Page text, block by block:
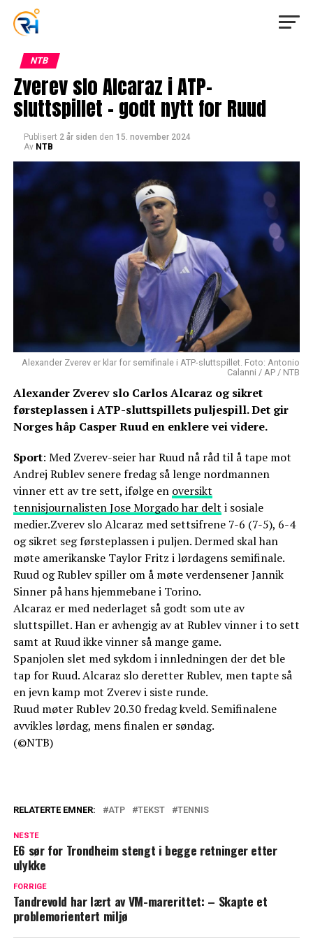
NTB
Zverev slo Alcaraz i ATP-
sluttspillet – godt nytt for Ruud
Publisert 2 år siden den 15. november 2024
Av NTB
Alexander Zverev er klar for semifinale i ATP-sluttspillet. Foto: Antonio
Calanni / AP / NTB
Alexander Zverev slo Carlos Alcaraz og sikret
førsteplassen i ATP-sluttspillets puljespill. Det gir
Norges håp Casper Ruud en enklere vei videre.
Sport: Med Zverev-seier har Ruud nå råd til å tape mot
Andrej Rublev senere fredag så lenge nordmannen
vinner ett av tre sett, ifølge en oversikt
tennisjournalisten Jose Morgado har delt i sosiale
medier.Zverev slo Alcaraz med settsifrene 7-6 (7-5), 6-4
og sikret seg førsteplassen i puljen. Dermed skal han
møte amerikanske Taylor Fritz i lørdagens semifinale.
Ruud og Rublev spiller om å møte verdensener Jannik
Sinner på hans hjemmebane i Torino.
Alcaraz er med nederlaget så godt som ute av
sluttspillet. Han er avhengig av at Rublev vinner i to sett
samt at Ruud ikke vinner så mange game.
Spanjolen slet med sykdom i innledningen der det ble
tap for Ruud. Alcaraz slo deretter Rublev, men tapte så
en jevn kamp mot Zverev i siste runde.
Ruud møter Rublev 20.30 fredag kveld. Semifinalene
avvikles lørdag, mens finalen er søndag.
(©NTB)
RELATERTE EMNER: ATP TEKST TENNIS
NESTE
E6 sør for Trondheim stengt i begge retninger etter
ulykke
FORRIGE
Tandrevold har lært av VM-marerittet: – Skapte et
problemorientert miljø